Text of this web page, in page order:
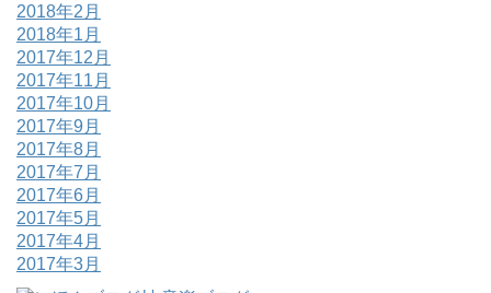
2018年2月
2018年1月
2017年12月
2017年11月
2017年10月
2017年9月
2017年8月
2017年7月
2017年6月
2017年5月
2017年4月
2017年3月